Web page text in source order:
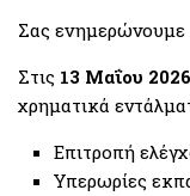
Σας ενημερώνουμε
Στις 13 Μαΐου 2026
χρηματικά
Επιτροπή
Υπερωρίες